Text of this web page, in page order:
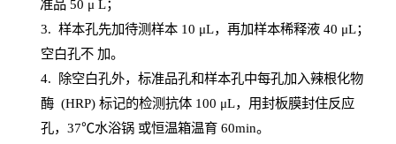
准品 50 μ L；
3. 样本孔先加待测样本 10 μL，再加样本稀释液 40 μL；
空白孔不 加。
4.
除空白孔外，标准品孔和样本孔中每孔加入辣根化物
酶 (HRP) 标记的检测抗体 100 μL，用封板膜封住反应
孔， 37℃水浴锅 或恒温箱温育60min。